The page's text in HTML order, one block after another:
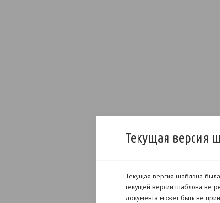
Текущая версия
Текущая версия шаблона
текущей версии шаблона не
документа может быть не